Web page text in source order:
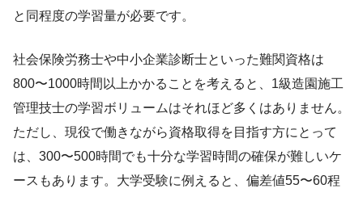
と同程度の学習量が必要です。
社会保険労務士や中小企業診断士といった難関資格は
800〜1000時間以上かかることを考えると、1級造園施工
管理技士の学習ボリュームはそれほど多くはありません。
ただし、現役で働きながら資格取得を目指す方にとって
は、300〜500時間でも十分な学習時間の確保が難しいケ
ースもあります。大学受験に例えると、偏差値55〜60程